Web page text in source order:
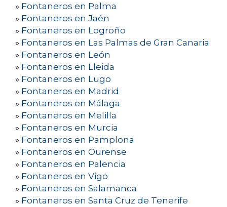
» Fontaneros en Palma
» Fontaneros en Jaén
» Fontaneros en Logroño
» Fontaneros en Las Palmas de Gran Canaria
» Fontaneros en León
» Fontaneros en Lleida
» Fontaneros en Lugo
» Fontaneros en Madrid
» Fontaneros en Málaga
» Fontaneros en Melilla
» Fontaneros en Murcia
» Fontaneros en Pamplona
» Fontaneros en Ourense
» Fontaneros en Palencia
» Fontaneros en Vigo
» Fontaneros en Salamanca
» Fontaneros en Santa Cruz de Tenerife